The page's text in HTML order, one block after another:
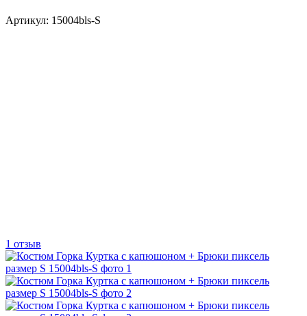
Артикул: 15004bls-S
1 отзыв